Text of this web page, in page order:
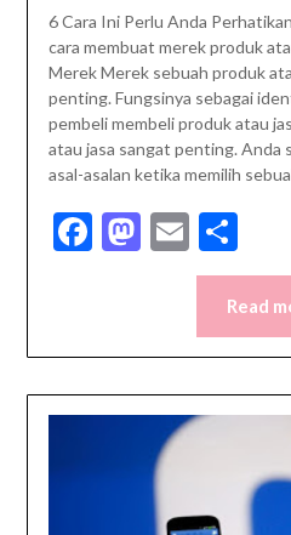
6 Cara Ini Perlu Anda
cara membuat merek produk
Merek Merek sebuah produk
penting. Fungsinya sebagai
pembeli membeli produk atau
atau jasa sangat penting. Anda
asal-asalan ketika memilih
Facebook
Mastodon
Email
Read